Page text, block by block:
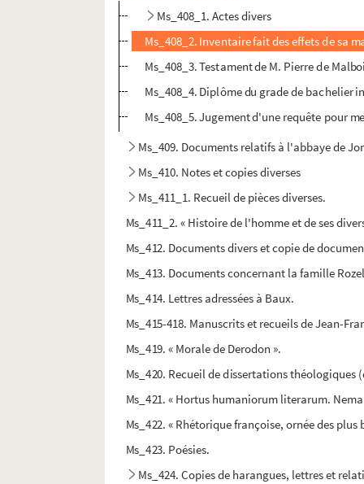
Ms_408_1. Actes divers
Ms_408_2. Inventaire fait des effets de sa
Ms_408_3. Testament de M. Pierre de
Ms_408_4. Diplôme du grade de bachelier
Ms_408_5. Jugement d'une requête pour
Ms_409. Documents relatifs à l'abbaye de
Ms_410. Notes et copies diverses
Ms_411_1. Recueil de pièces diverses.
Ms_411_2. « Histoire de l'homme et de ses
Ms_412. Documents divers et copie de
Ms_413. Documents concernant la famille
Ms_414. Lettres adressées à Baux.
Ms_415-418. Manuscrits et recueils de Jean-
Ms_419. « Morale de Derodon ».
Ms_420. Recueil de dissertations
Ms_421. « Hortus humaniorum literarum.
Ms_422. « Rhétorique françoise, ornée des
Ms_423. Poésies.
Ms_424. Copies de harangues, lettres et